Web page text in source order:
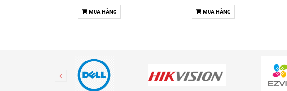
MUA HÀNG MUA HÀNG